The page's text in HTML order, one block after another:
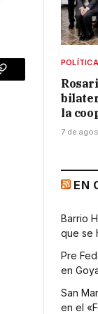
Copy
POLÍTICA
la
7 de
EN
Barrio
que se
Pre
en
San
en el